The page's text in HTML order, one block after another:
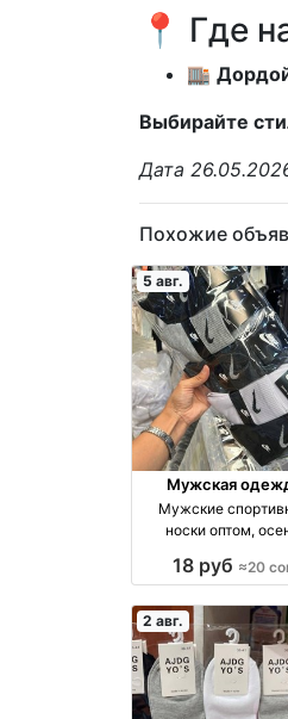
📍 Где
🏬
Выбирайте
Дата
Похожие
5 авг.
Мужская
Мужские
носки оптом,
производство
18 руб ≈20
2 авг.